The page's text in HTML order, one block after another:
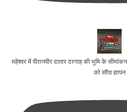
महेश्वर में पीरानपीर दातार दरगाह की भूमि के
को सौंपा ज्ञापन